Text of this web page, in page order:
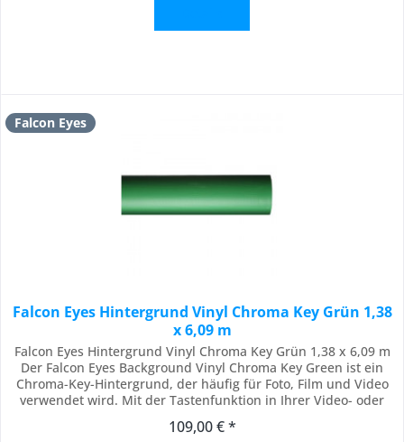
Falcon Eyes
Falcon Eyes Hintergrund Vinyl Chroma Key Grün 1,38
x 6,09 m
Falcon Eyes Hintergrund Vinyl Chroma Key Grün 1,38 x 6,09 m
Der Falcon Eyes Background Vinyl Chroma Key Green ist ein
Chroma-Key-Hintergrund, der häufig für Foto, Film und Video
verwendet wird. Mit der Tastenfunktion in Ihrer Video- oder
einfach entfernen. So können Sie im Handumdrehen ein
109,00 € *